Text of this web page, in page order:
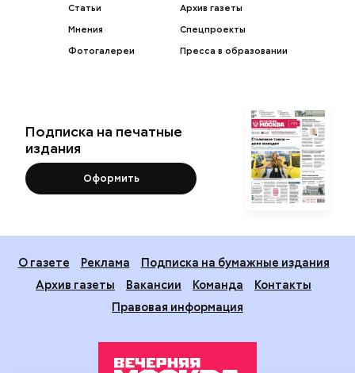
Статьи
Мнения
Фотогалереи
Архив газеты
Спецпроекты
Пресса в образовании
Подписка на печатные
издания
Оформить
О газете Реклама
Подписка на бумажные издания
Архив газеты
Вакансии Команда
Контакты
Правовая информация